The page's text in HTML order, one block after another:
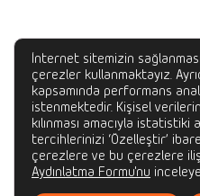
İnternet sitemizin
çerezler kullanmaktayız.
kapsamında performans
istenmektedir. Kişisel
kılınması amacıyla
tercihlerinizi ‘Özelleştir’
çerezlere ve bu çerezlere
Aydınlatma Formu'nu